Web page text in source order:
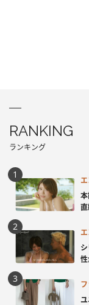
RANKING
ランキング